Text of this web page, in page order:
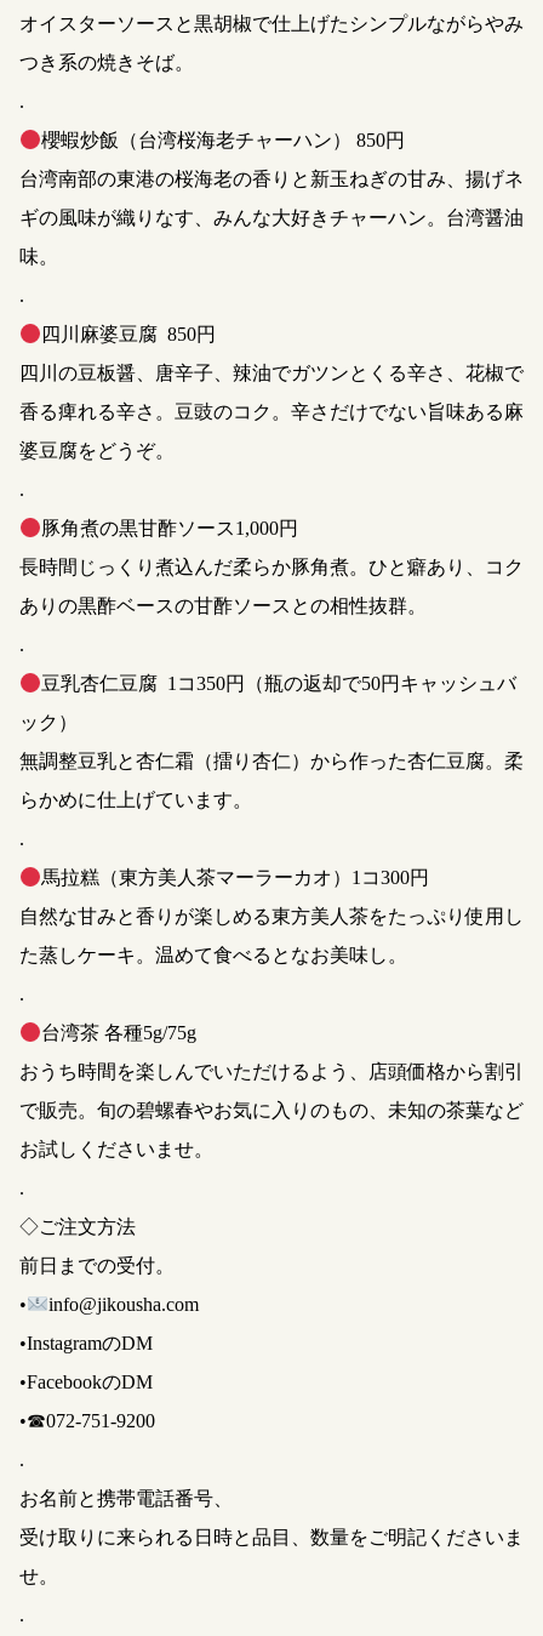
オイスターソースと黒胡椒で仕上げたシンプルながらやみ
つき系の焼きそば。
.
櫻蝦炒飯（台湾桜海老チャーハン） 850円
台湾南部の東港の桜海老の香りと新玉ねぎの甘み、揚げネ
ギの風味が織りなす、みんな大好きチャーハン。台湾醤油
味。
.
四川麻婆豆腐 850円
四川の豆板醤、唐辛子、辣油でガツンとくる辛さ、花椒で
香る痺れる辛さ。豆豉のコク。辛さだけでない旨味ある麻
婆豆腐をどうぞ。
.
豚角煮の黒甘酢ソース1,000円
長時間じっくり煮込んだ柔らか豚角煮。ひと癖あり、コク
ありの黒酢ベースの甘酢ソースとの相性抜群。
.
豆乳杏仁豆腐 1コ350円（瓶の返却で50円キャッシュバ
ック）
無調整豆乳と杏仁霜（擂り杏仁）から作った杏仁豆腐。柔
らかめに仕上げています。
.
馬拉糕（東方美人茶マーラーカオ）1コ300円
自然な甘みと香りが楽しめる東方美人茶をたっぷり使用し
た蒸しケーキ。温めて食べるとなお美味し。
.
台湾茶 各種5g/75g
おうち時間を楽しんでいただけるよう、店頭価格から割引
で販売。旬の碧螺春やお気に入りのもの、未知の茶葉など
お試しくださいませ。
.
◇ご注文方法
前日までの受付。
•
info@jikousha.com
•InstagramのDM
•FacebookのDM
•☎︎072-751-9200
.
お名前と携帯電話番号、
受け取りに来られる日時と品目、数量をご明記くださいま
せ。
.